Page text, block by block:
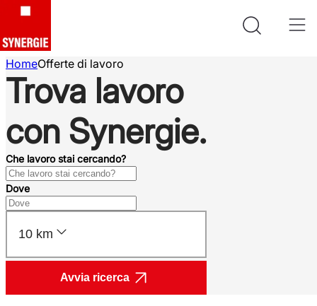
HomeOfferte di lavoro
Trova lavoro
con Synergie.
Che lavoro stai cercando?
Dove
10 km
Avvia ricerca